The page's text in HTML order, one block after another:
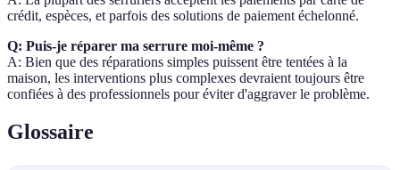
crédit, espèces, et parfois des solutions de paiement échelonné.
Q: Puis-je réparer ma serrure moi-même ?
A: Bien que des réparations simples puissent être tentées à la
maison, les interventions plus complexes devraient toujours être
confiées à des professionnels pour éviter d'aggraver le problème.
Glossaire